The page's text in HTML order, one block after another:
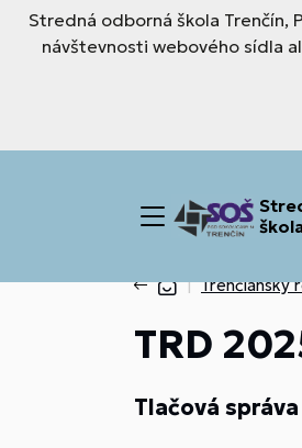
Stredná odborná škola Trenčín,
návštevnosti webového sídla
Trenčiansky
TRD
Tlačová